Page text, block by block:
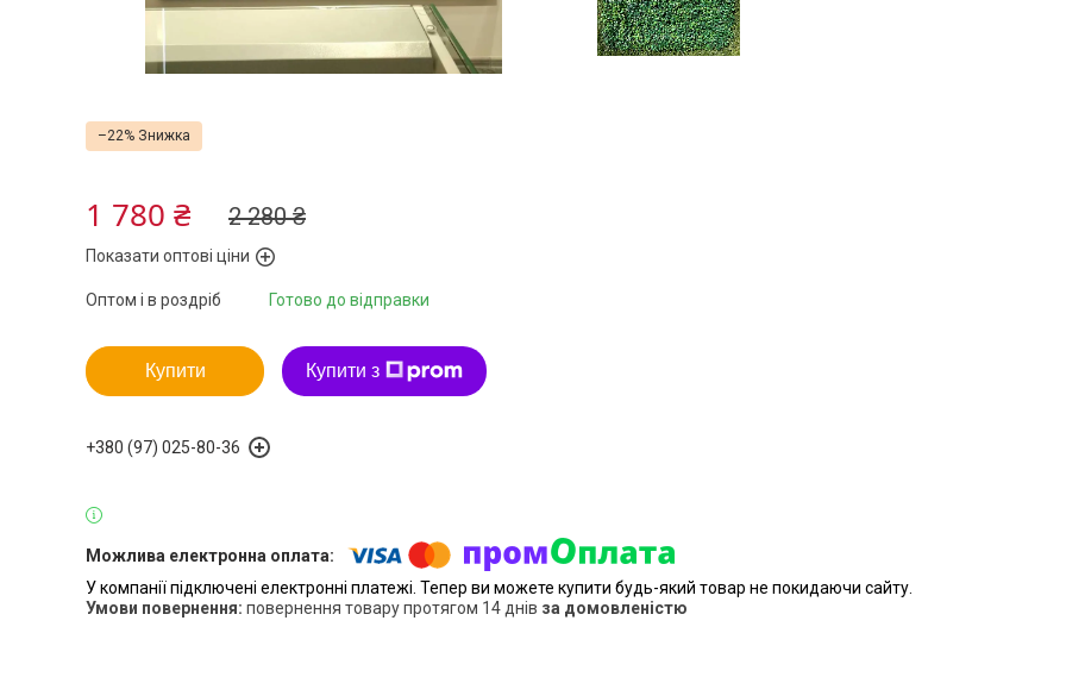
–22%
2 280 ₴
1 780 ₴
Показати оптові ціни
Готово до відправки
Оптом і в роздріб
Купити Купити з
+380 (97) 025-80-36
У компанії підключені електронні платежі. Тепер ви можете купити будь-який товар не покидаючи сайту.
повернення товару протягом 14 днів за домовленістю